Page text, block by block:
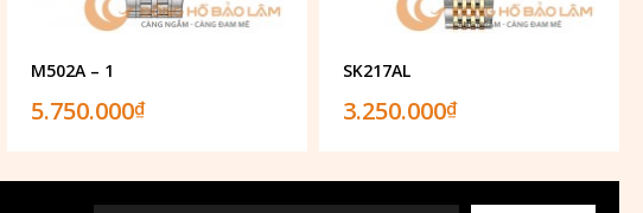
M502A – 1
5.750.000₫
SK217AL
3.250.000₫